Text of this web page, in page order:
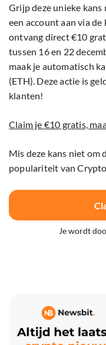
Grijp deze unieke
een account aan via
ontvang direct €10
tussen 16 en 22
maak je automatisch
(ETH). Deze actie is
klanten!
Claim je €10 gratis,
Mis deze kans niet om
populariteit van
Je wordt